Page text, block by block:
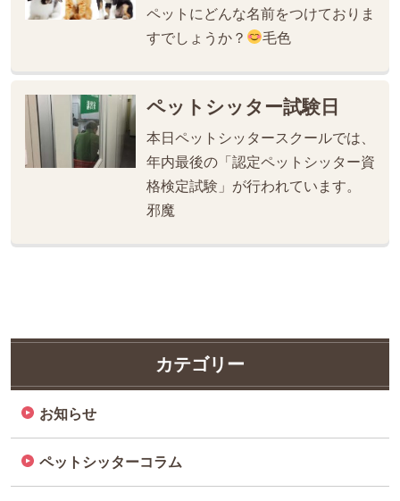
ペットにどんな名前をつけておりま
すでしょうか？
毛色
ペットシッター試験日
本日ペットシッタースクールでは、
年内最後の「認定ペットシッター資
格検定試験」が行われています。
邪魔
カテゴリー
お知らせ
ペットシッターコラム